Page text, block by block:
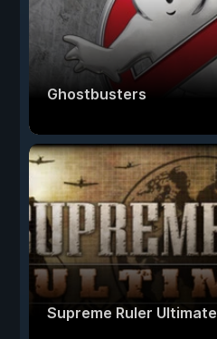
Ghostbusters
Supreme Ruler Ultimate